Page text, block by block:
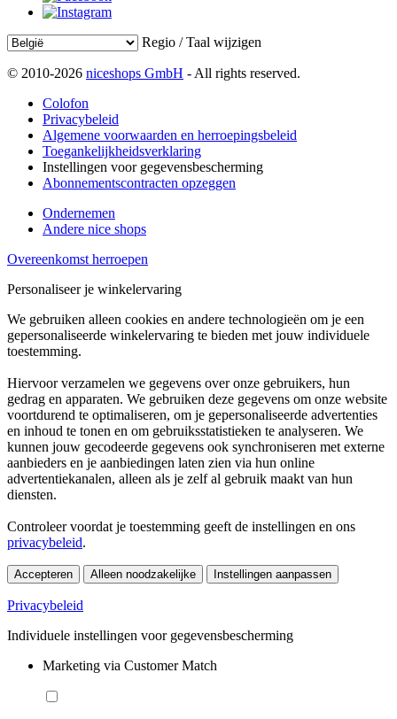
Regio / Taal wijzigen
© 2010-2026 niceshops GmbH - All rights reserved.
Colofon
Privacybeleid
Algemene voorwaarden en herroepingsbeleid
Toegankelijkheidsverklaring
Instellingen voor gegevensbescherming
Abonnementscontracten opzeggen
Ondernemen
Andere nice shops
Overeenkomst herroepen
Personaliseer je winkelervaring
We gebruiken alleen cookies en andere technologieën om je een
gepersonaliseerde winkelervaring te bieden met jouw individuele
toestemming.
Hiervoor verzamelen we gegevens over onze gebruikers, hun
gedrag en apparaten. We gebruiken deze gegevens om onze website
voortdurend te optimaliseren, om je gepersonaliseerde advertenties
en inhoud te tonen en om gebruiksstatistieken te analyseren. We
kunnen jouw gecodeerde gegevens ook synchroniseren met externe
aanbieders en je aanbiedingen laten zien via hun online
advertentiekanalen, alleen als je zelf al gebruik maakt van hun
diensten.
Controleer voordat je toestemming geeft de instellingen en ons
privacybeleid.
Accepteren Alleen noodzakelijke Instellingen aanpassen
Privacybeleid
Individuele instellingen voor gegevensbescherming
Marketing via Customer Match